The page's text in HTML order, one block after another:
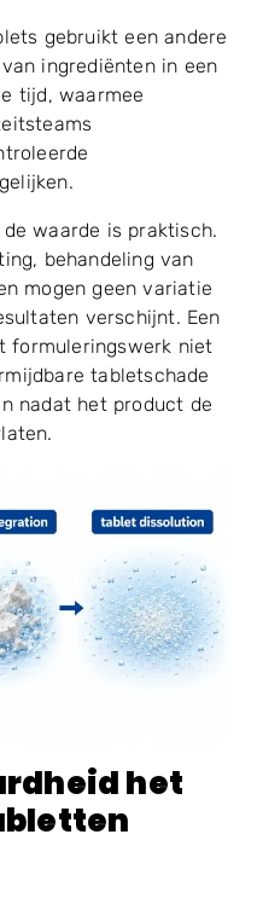
gebruikt een andere
ingrediënten in een
tijd, waarmee
waarde is praktisch.
behandeling van
mogen geen variatie
verschijnt. Een
formuleringswerk niet
tabletschade
nadat het product de
het